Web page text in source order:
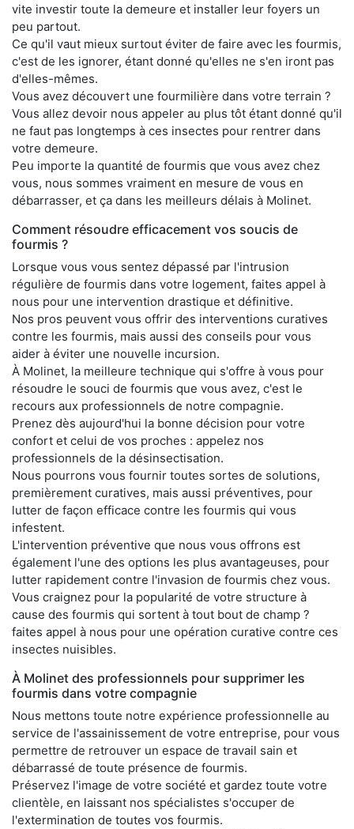
vite investir toute la demeure et installer leur foyers un
peu partout.
Ce qu'il vaut mieux surtout éviter de faire avec les fourmis,
c'est de les ignorer, étant donné qu'elles ne s'en iront pas
d'elles-mêmes.
Vous avez découvert une fourmilière dans votre terrain ?
Vous allez devoir nous appeler au plus tôt étant donné qu'il
ne faut pas longtemps à ces insectes pour rentrer dans
votre demeure.
Peu importe la quantité de fourmis que vous avez chez
vous, nous sommes vraiment en mesure de vous en
débarrasser, et ça dans les meilleurs délais à Molinet.
Comment résoudre efficacement vos soucis de
fourmis ?
Lorsque vous vous sentez dépassé par l'intrusion
régulière de fourmis dans votre logement, faites appel à
nous pour une intervention drastique et définitive.
Nos pros peuvent vous offrir des interventions curatives
contre les fourmis, mais aussi des conseils pour vous
aider à éviter une nouvelle incursion.
À Molinet, la meilleure technique qui s'offre à vous pour
résoudre le souci de fourmis que vous avez, c'est le
recours aux professionnels de notre compagnie.
Prenez dès aujourd'hui la bonne décision pour votre
confort et celui de vos proches : appelez nos
professionnels de la désinsectisation.
Nous pourrons vous fournir toutes sortes de solutions,
premièrement curatives, mais aussi préventives, pour
lutter de façon efficace contre les fourmis qui vous
infestent.
L'intervention préventive que nous vous offrons est
également l'une des options les plus avantageuses, pour
lutter rapidement contre l'invasion de fourmis chez vous.
Vous craignez pour la popularité de votre structure à
cause des fourmis qui sortent à tout bout de champ ?
faites appel à nous pour une opération curative contre ces
insectes nuisibles.
À Molinet des professionnels pour supprimer les
fourmis dans votre compagnie
Nous mettons toute notre expérience professionnelle au
service de l'assainissement de votre entreprise, pour vous
permettre de retrouver un espace de travail sain et
débarrassé de toute présence de fourmis.
Préservez l'image de votre société et gardez toute votre
clientèle, en laissant nos spécialistes s'occuper de
l'extermination de toutes vos fourmis.